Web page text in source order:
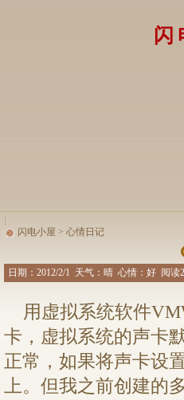
闪
闪电小屋 > 心情日记
日期： 2012/2/1 天气：晴 心情：好 阅读
用虚拟系统软件
卡，虚拟系统的声卡
正常，如果将声卡设
上。但我之前创建的